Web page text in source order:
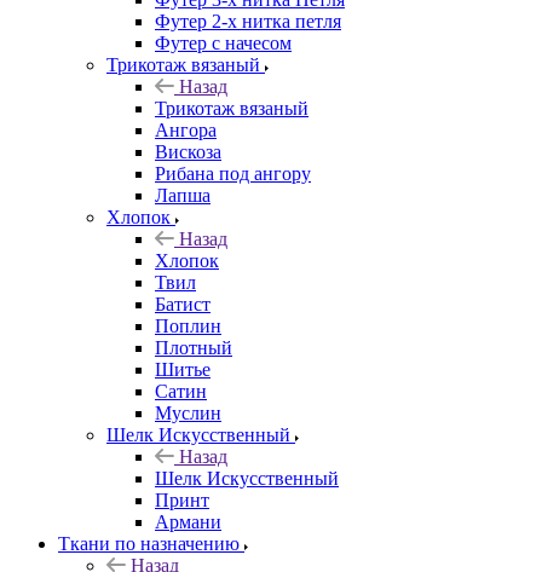
Футер 2-х нитка петля
Футер с начесом
Трикотаж вязаный
Назад
Трикотаж вязаный
Ангора
Вискоза
Рибана под ангору
Лапша
Хлопок
Назад
Хлопок
Твил
Батист
Поплин
Плотный
Шитье
Сатин
Муслин
Шелк Искусственный
Назад
Шелк Искусственный
Принт
Армани
Ткани по назначению
Назад